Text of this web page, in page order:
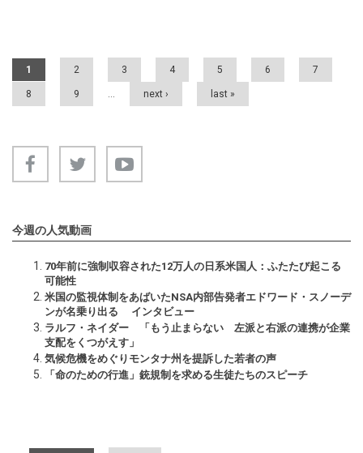
Pages
1 2 3 4 5 6 7
8 9 … next › last »
今週の人気動画
70年前に強制収容された12万人の日系米国人：ふたたび起こる
可能性
米国の監視体制をあばいたNSA内部告発者エドワード・スノーデ
ンが名乗り出る インタビュー
ラルフ・ネイダー 「もう止まらない 左派と右派の連携が企業
支配をくつがえす」
気候危機をめぐりモンタナ州を提訴した若者の声
「命のための行進」銃規制を求める生徒たちのスピーチ